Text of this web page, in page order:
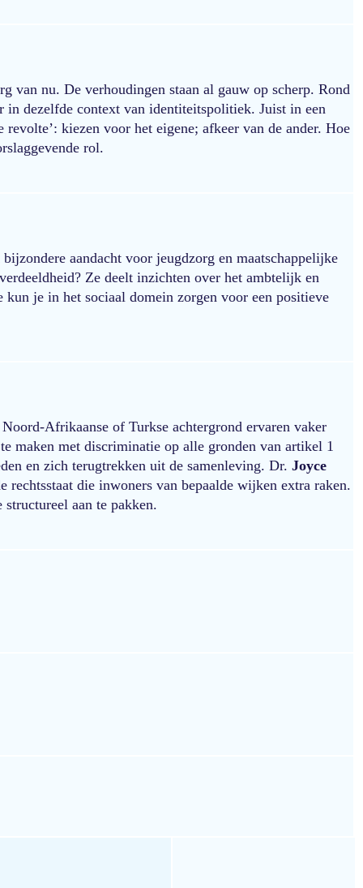
van nu. De verhoudingen staan al gauw op scherp. Rond
dezelfde context van identiteitspolitiek. Juist in een
kiezen voor het eigene; afkeer van de ander. Hoe
rol.
aandacht voor jeugdzorg en maatschappelijke
Ze deelt inzichten over het ambtelijk en
je in het sociaal domein zorgen voor een positieve
Afrikaanse of Turkse achtergrond ervaren vaker
maken met discriminatie op alle gronden van artikel 1
en zich terugtrekken uit de samenleving. Dr. Joyce
die inwoners van bepaalde wijken extra raken.
aan te pakken.